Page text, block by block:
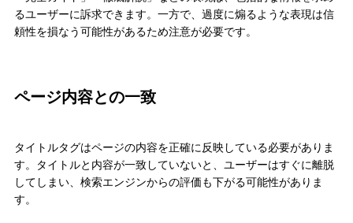
るユーザーに訴求できます。一方で、過度に煽るような表現は信
頼性を損なう可能性があるため注意が必要です。
ページ内容との一致
タイトルタグはページの内容を正確に反映している必要がありま
す。タイトルと内容が一致していないと、ユーザーはすぐに離脱
してしまい、検索エンジンからの評価も下がる可能性がありま
す。